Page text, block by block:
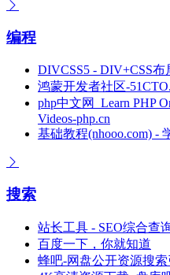
编程
DIVCSS5 - DIV+CSS
鸿蒙开发者社区-
php中文网_Learn PHP
Videos-php.cn
基础教程(nhooo.com) -
搜索
站长工具 - SEO综合查
百度一下，你就知道
蜂吧-网盘公开资源搜